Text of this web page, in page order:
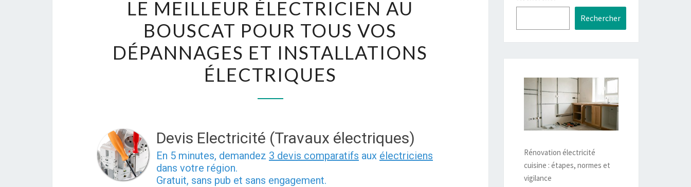
MEILLEUR
ÉLECTRICIEN
AU
BOUSCAT
POUR
TOUS
VOS
ET
INSTALLATIONS
ÉLECTRIQUES
LE MEILLEUR ÉLECTRICIEN AU
BOUSCAT POUR TOUS VOS
DÉPANNAGES ET INSTALLATIONS
ÉLECTRIQUES
Devis Electricité (Travaux électriques)
En 5 minutes, demandez 3 devis comparatifs aux électriciens
dans votre région.
Gratuit, sans pub et sans engagement.
Rechercher
Rénovation électricité
cuisine : étapes, normes et
vigilance